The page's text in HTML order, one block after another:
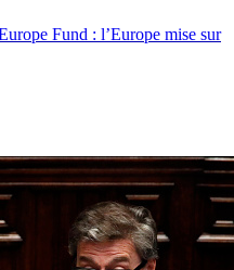
Fund : l’Europe mise sur